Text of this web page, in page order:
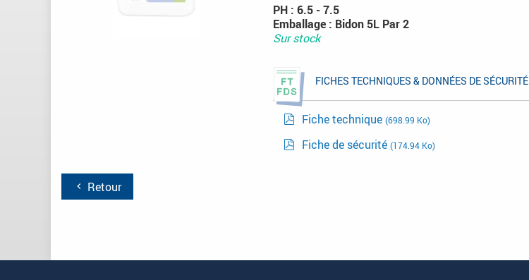
PH : 6.5 - 7.5
Emballage : Bidon 5L Par 2
Sur stock
FICHES TECHNIQUES & DONNÉES DE SÉCURITÉ
Fiche technique (698.99 Ko)
Fiche de sécurité (174.94 Ko)
Retour